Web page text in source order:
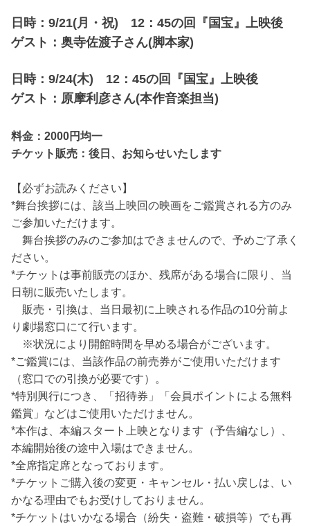
日時：9/21(月・祝) 12：45の回『国宝』
上映後
ゲスト：奥寺佐渡子さん(脚本家)
日時：9/24(木) 12：45の回『国宝』
上映後
ゲスト：原摩利彦さん(本作音楽担当)
料金：2000円均一
チケット販売：後日、お知らせいたします
【必ずお読みください】
*舞台挨拶には、該当上映回の映画をご鑑賞される方のみ
ご参加いただけます。
舞台挨拶のみのご参加はできませんので、予めご了承く
ださい。
*チケットは事前販売のほか、残席がある場合に限り、当
日朝に販売いたします。
販売・引換は、当日最初に上映される作品の10分前よ
り劇場窓口にて行います。
※状況により開館時間を早める場合がございます。
*ご鑑賞には、当該作品の前売券がご使用いただけます
（窓口での引換が必要です）。
*特別興行につき、「招待券」「会員ポイントによる無料
鑑賞」などはご使用いただけません。
*本作は、本編スタート上映となります（予告編なし）、
本編開始後の途中入場はできません。
*全席指定席となっております。
*チケットご購入後の変更・キャンセル・払い戻しは、い
かなる理由でもお受けしておりません。
*チケットはいかなる場合（紛失・盗難・破損等）でも再